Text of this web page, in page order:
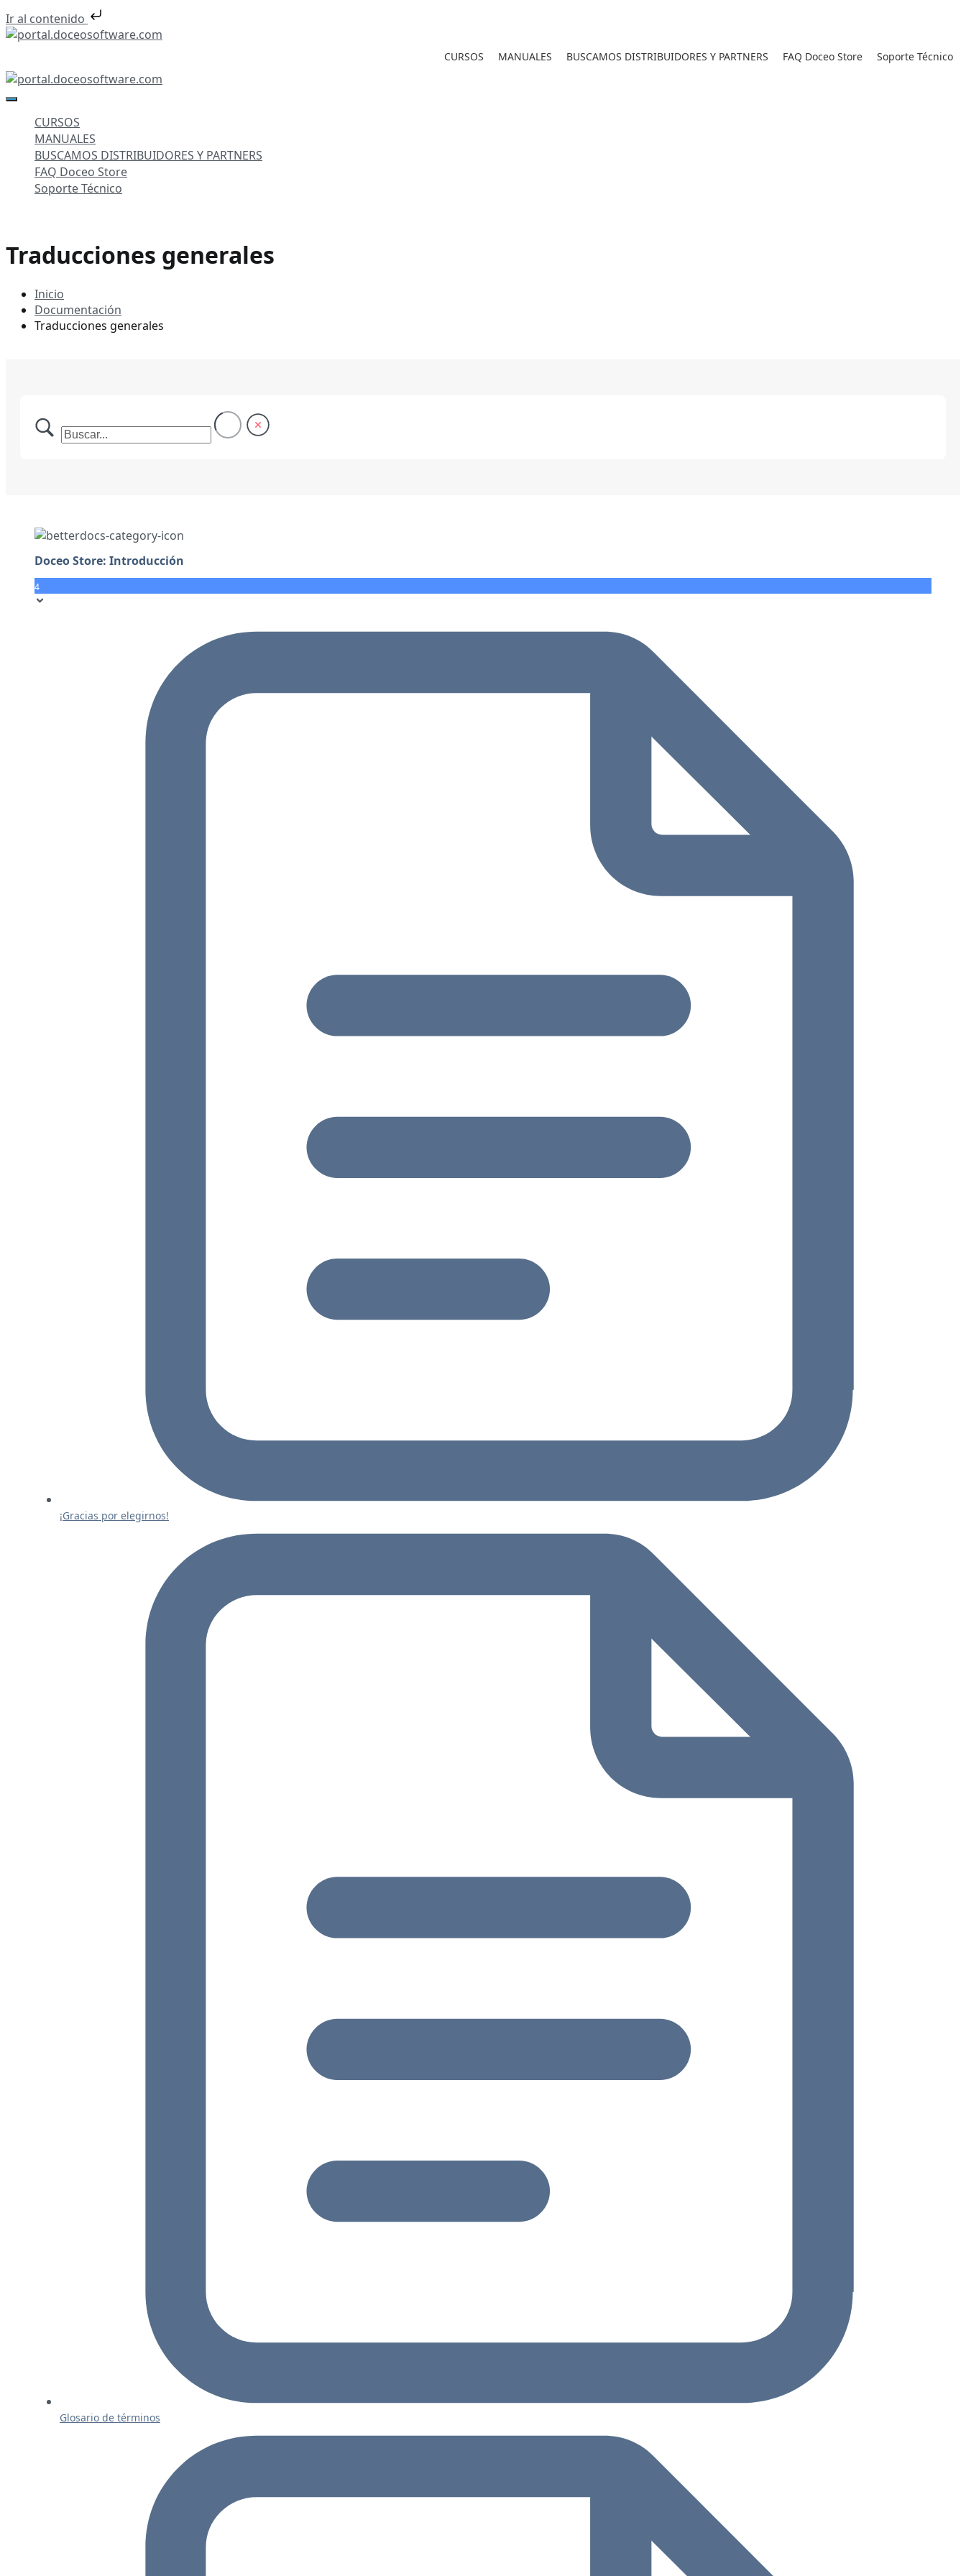
Ir al contenido
Saltar
CURSOS MANUALES BUSCAMOS DISTRIBUIDORES Y PARTNERS FAQ Doceo Store Soporte Técnico
portal.doceosoftware.com
CURSOS
MANUALES
BUSCAMOS DISTRIBUIDORES Y PARTNERS
FAQ Doceo Store
Soporte Técnico
Traducciones generales
Inicio
Documentación
Traducciones generales
Doceo Store: Introducción
4
¡Gracias por elegirnos!
Glosario de términos